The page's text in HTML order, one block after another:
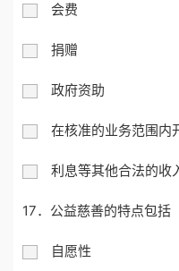
会费
捐赠
政府资助
在核准的业务范围内
利息等其他合法的收
17．公益慈善的特点包括
自愿性